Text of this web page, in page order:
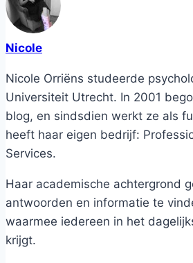
Nicole
Nicole Orriëns studeerde
Universiteit Utrecht. In 2001
blog, en sindsdien werkt ze als
heeft haar eigen bedrijf:
Services.
Haar academische achtergrond
antwoorden en informatie te
waarmee iedereen in het
krijgt.